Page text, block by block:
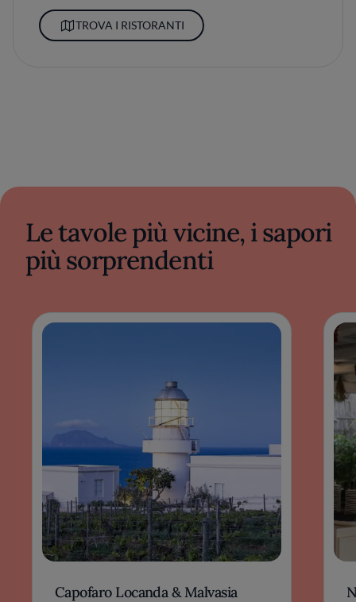
TROVA I RISTORANTI
Le tavole più vicine, i sapori
più sorprendenti
Capofaro Locanda & Malvasia